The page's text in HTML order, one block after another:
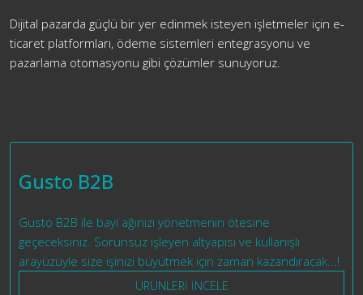
Dijital pazarda güçlü bir yer edinmek isteyen işletmeler için e-
ticaret platformları, ödeme sistemleri entegrasyonu ve
pazarlama otomasyonu gibi çözümler sunuyoruz.
Gusto B2B
Gusto B2B ile bayi ağınızı yönetmenin ötesine
geçeceksiniz. Sorunsuz işleyen altyapısı ve kullanışlı
arayüzüyle size işinizi büyütmek için zaman kazandıracak...!
ÜRÜNLERİ İNCELE